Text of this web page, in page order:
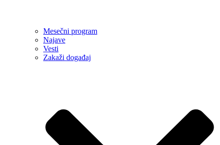
Mesečni program
Najave
Vesti
Zakaži događaj